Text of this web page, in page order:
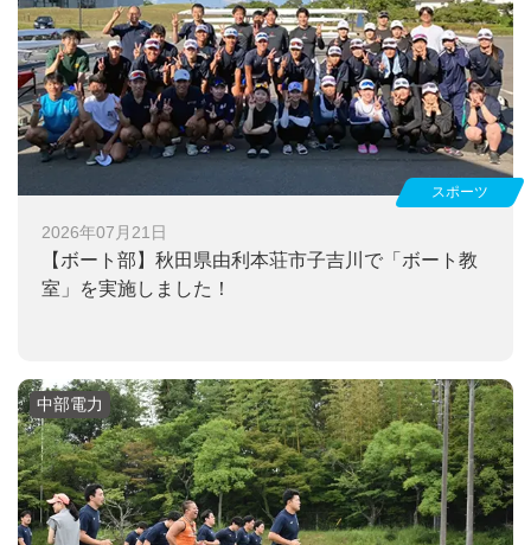
2026年07月21日
【ボート部】 秋田県由利本荘市子吉川で「ボート教
室」を実施しました！
スポーツ
中部電力